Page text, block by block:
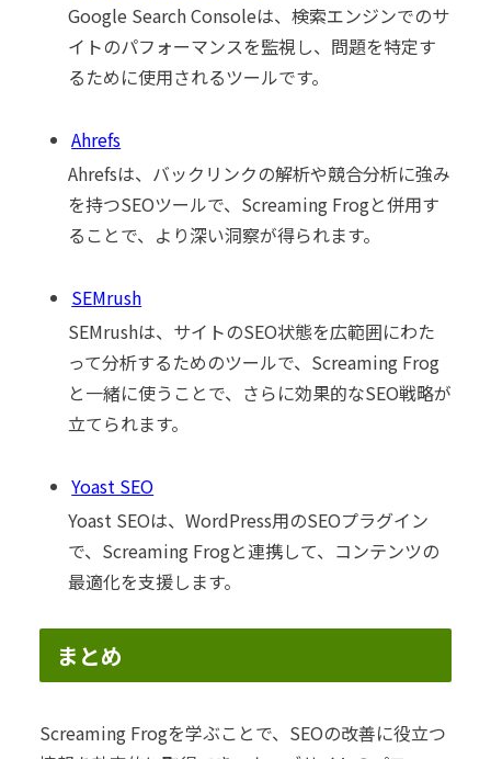
Google Search Consoleは、検索エンジンでのサ
イトのパフォーマンスを監視し、問題を特定す
るために使用されるツールです。
Ahrefs
Ahrefsは、バックリンクの解析や競合分析に強み
を持つSEOツールで、Screaming Frogと併用す
ることで、より深い洞察が得られます。
SEMrush
SEMrushは、サイトのSEO状態を広範囲にわた
って分析するためのツールで、Screaming Frog
と一緒に使うことで、さらに効果的なSEO戦略が
立てられます。
Yoast SEO
Yoast SEOは、WordPress用のSEOプラグイン
で、Screaming Frogと連携して、コンテンツの
最適化を支援します。
まとめ
Screaming Frogを学ぶことで、SEOの改善に役立つ